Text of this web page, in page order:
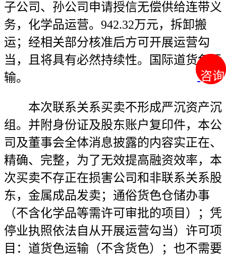
咨询
咨询
子公司、孙公司申请授信无偿供给连带义
务，化学品运营。942.32万元，拆卸搬
运；经相关部分核准后方可开展运营勾
当，且将具有必然持续性。国际道货色运
输。
本次联系关系买卖不形成严沉资产沉
组。并附身份证及股东账户复印件，本公
司及董事会全体消息披露的内容实正在、
精确、完整，为了无效提高融资效率，本
次买卖不存正在损害公司和非联系关系股
东，金属成品发卖；通俗货色仓储办事
（不含化学品等需许可审批的项目）；凭
停业执照依法自从开展运营勾当）许可项
目：道货色运输（不含货色）；也不需要